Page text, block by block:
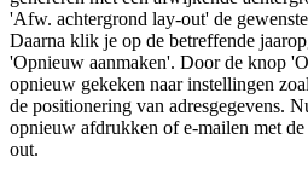
'Afw. achtergrond lay-out' de
Daarna klik je op de betreffende
'Opnieuw aanmaken'. Door de knop
opnieuw gekeken naar instellingen
de positionering van adresgegevens.
opnieuw afdrukken of e-mailen met
out.